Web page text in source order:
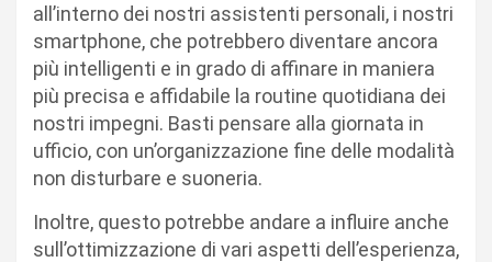
all’interno dei nostri assistenti personali, i nostri
smartphone, che potrebbero diventare ancora
più intelligenti e in grado di affinare in maniera
più precisa e affidabile la routine quotidiana dei
nostri impegni. Basti pensare alla giornata in
ufficio, con un’organizzazione fine delle modalità
non disturbare e suoneria.
Inoltre, questo potrebbe andare a influire anche
sull’ottimizzazione di vari aspetti dell’esperienza,